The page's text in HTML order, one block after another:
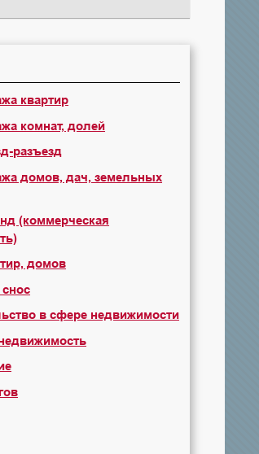
квартир
комнат, долей
разъезд
домов, дач, земельных
(коммерческая
домов
в сфере недвижимости